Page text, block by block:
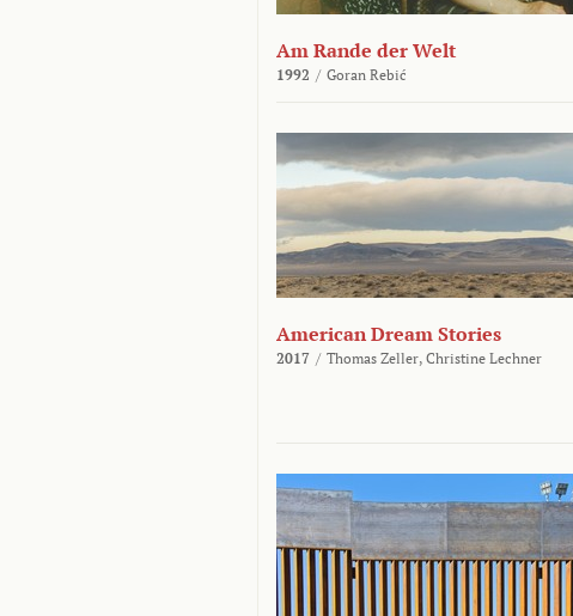
Am Rande der Welt
1992 / Goran Rebić
American Dream Stories
2017 / Thomas Zeller, Christine Lechner